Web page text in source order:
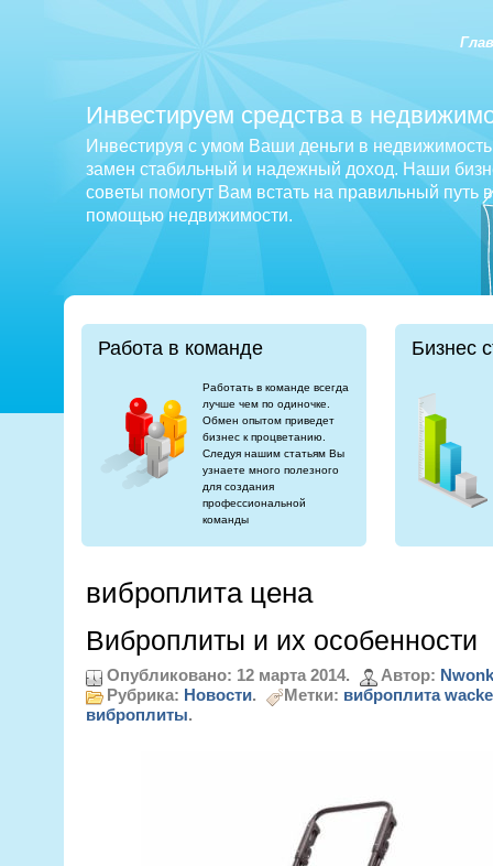
Инвестируем средства в
Инвестируя с умом Ваши деньги в
замен стабильный и надежный доход. Наши
советы помогут Вам встать на правильный путь
помощью недвижимости.
Работа в команде
Работать в команде всегда
лучше чем по одиночке.
Обмен опытом приведет
бизнес к процветанию.
Следуя нашим статьям Вы
узнаете много полезного
для создания
профессиональной
команды
Бизнес
виброплита цена
Виброплиты и их особенности
Опубликовано: 12 марта 2014. Автор:
Рубрика: Новости. Метки: виброплита
виброплиты.